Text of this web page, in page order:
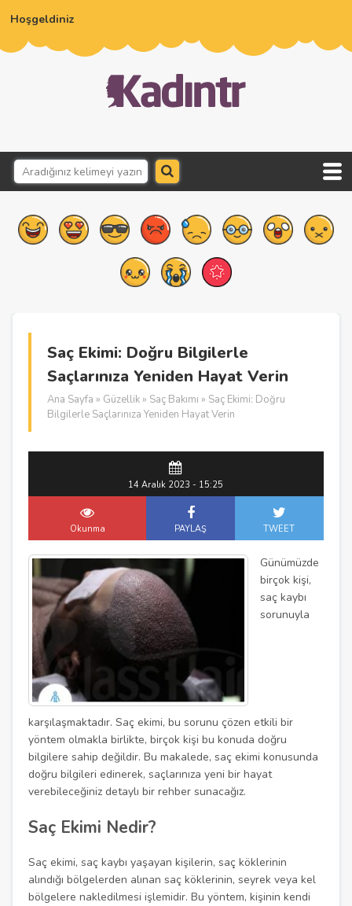
Hoşgeldiniz
Saç Ekimi: Doğru Bilgilerle
Saçlarınıza Yeniden Hayat Verin
Ana Sayfa » Güzellik » Saç Bakımı » Saç Ekimi: Doğru
Bilgilerle Saçlarınıza Yeniden Hayat Verin
14 Aralık 2023 - 15:25
Okunma PAYLAŞ TWEET
Günümüzde
birçok kişi,
saç kaybı
sorunuyla
karşılaşmaktadır. Saç ekimi, bu sorunu çözen etkili bir
yöntem olmakla birlikte, birçok kişi bu konuda doğru
bilgilere sahip değildir. Bu makalede, saç ekimi konusunda
doğru bilgileri edinerek, saçlarınıza yeni bir hayat
verebileceğiniz detaylı bir rehber sunacağız.
Saç Ekimi Nedir?
Saç ekimi, saç kaybı yaşayan kişilerin, saç köklerinin
alındığı bölgelerden alınan saç köklerinin, seyrek veya kel
bölgelere nakledilmesi işlemidir. Bu yöntem, kişinin kendi